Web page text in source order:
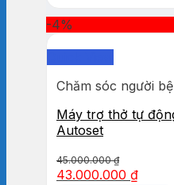
-4%
Chăm sóc người
Máy trợ thở tự
Autoset
45.000.000₫
43.000.000 ₫